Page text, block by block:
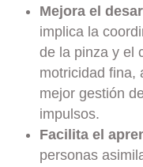
Mejora el
implica la
de la pinza y el
motricidad fina,
mejor gestión
impulsos.
Facilita el
personas